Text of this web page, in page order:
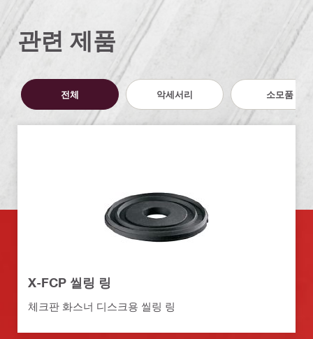
관련 제품
전체 악세서리 소모품
X-FCP 씰링 링
체크판 화스너 디스크용 씰링 링